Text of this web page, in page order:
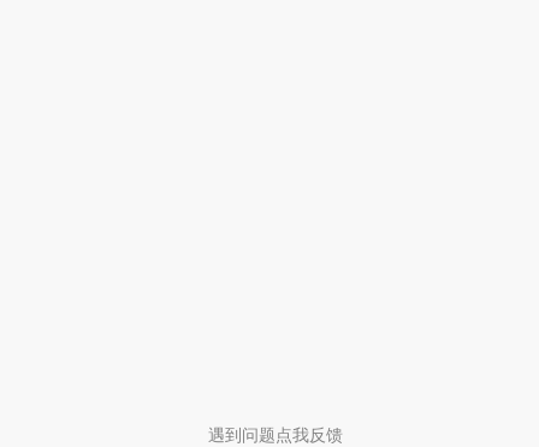
遇到问题点我反馈